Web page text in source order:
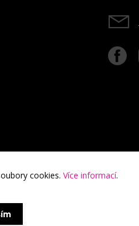
cookies. Více informací.